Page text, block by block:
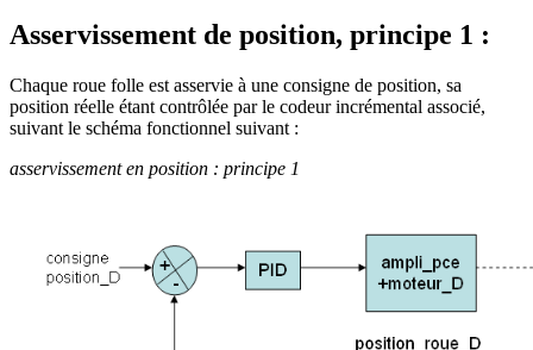
Asservissement de position, principe 1 :
Chaque roue folle est asservie à une consigne de position, sa
position réelle étant contrôlée par le codeur incrémental associé,
suivant le schéma fonctionnel suivant :
asservissement en position : principe 1